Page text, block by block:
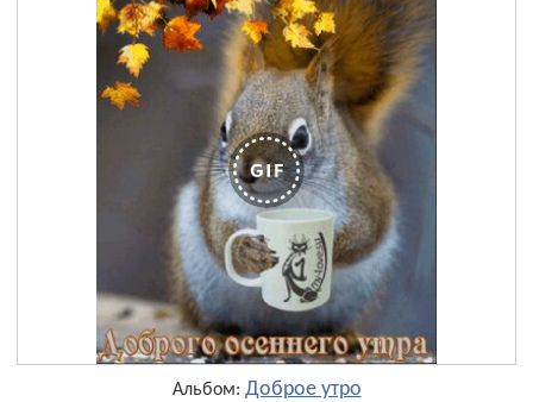
Альбом: Доброе утро